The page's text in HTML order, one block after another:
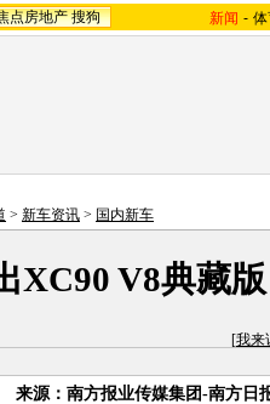
点房地产 搜狗 新闻 -
> 新车资讯 > 国内新车
XC90 V8典藏
[我来
来源：南方报业传媒集团-南方日